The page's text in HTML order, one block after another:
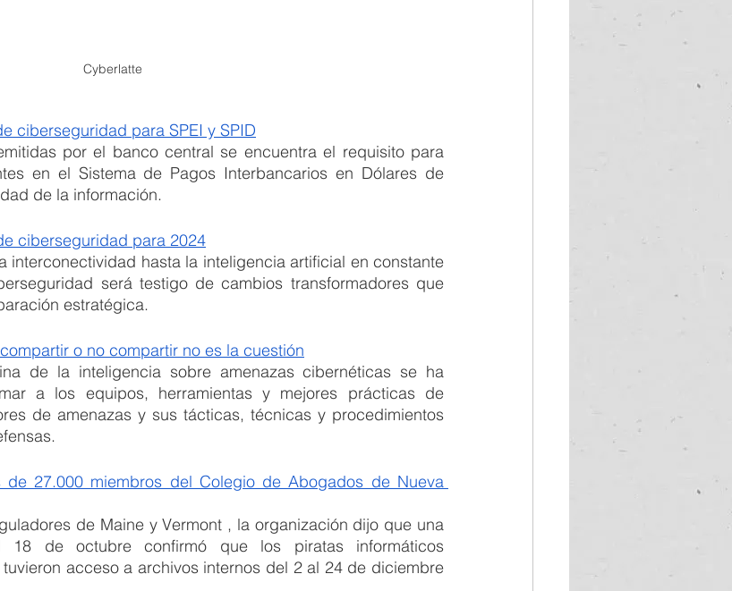
Cyberlatte
ciberseguridad para SPEI y SPID
por el banco central se encuentra el requisito para
en el Sistema de Pagos Interbancarios en Dólares de
de la información.
ciberseguridad para 2024
interconectividad hasta la inteligencia artificial en constante
será testigo de cambios transformadores que
estratégica.
o no compartir no es la cuestión
de la inteligencia sobre amenazas cibernéticas se ha
a los equipos, herramientas y mejores prácticas de
de amenazas y sus tácticas, técnicas y procedimientos
de 27.000 miembros del Colegio de Abogados de Nueva
de Maine y Vermont , la organización dijo que una
18 de octubre confirmó que los piratas informáticos
acceso a archivos internos del 2 al 24 de diciembre